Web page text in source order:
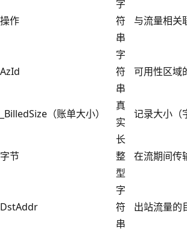
操作
字
符
串
与流量相关
AzId
字
符
串
可用性区域
_BilledSize（账单大小）
真
实
记录大小（
字节
长
整
型
在流期间传
DstAddr
字
符
串
出站流量的